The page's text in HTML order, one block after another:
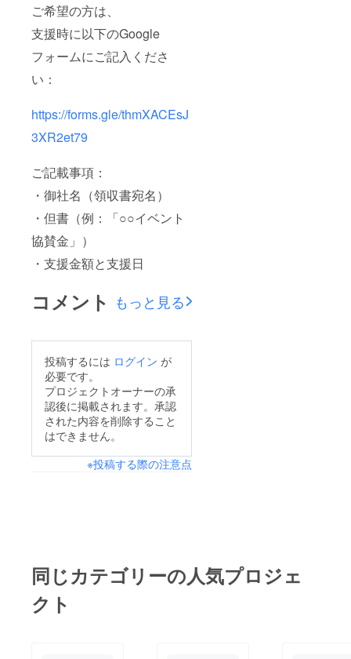
ご希望の方は、
支援時に以下のGoogle
フォームにご記入くださ
い：
https://forms.gle/thmXACEsJ
3XR2et79
ご記載事項：
・御社名（領収書宛名）
・但書（例：「○○イベント
協賛金」）
・支援金額と支援日
コメント もっと見る
投稿するには ログイン が
必要です。
プロジェクトオーナーの承
認後に掲載されます。承認
された内容を削除すること
はできません。
※投稿する際の注意点
同じカテゴリーの人気プロジェ
クト